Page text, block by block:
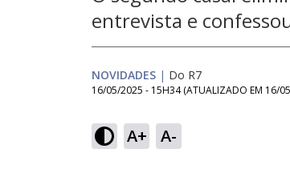
entrevista e
NOVIDADES | Do R7
16/05/2025 - 15H34 (ATUALIZADO EM 16/
A+ A-